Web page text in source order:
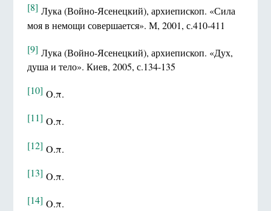
[8] Лука (Войно-Ясенецкий), архиепископ. «Сила
моя в немощи совершается». М, 2001, с.410-411
[9] Лука (Войно-Ясенецкий), архиепископ. «Дух,
душа и тело». Киев, 2005, с.134-135
[10] Ο.π.
[11] Ο.π.
[12] Ο.π.
[13] Ο.π.
[14] Ο.π.